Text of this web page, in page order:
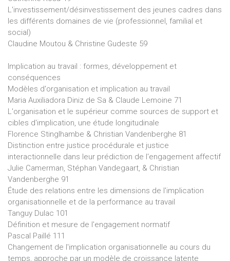
L'investissement/désinvestissement des jeunes cadres dans
les différents domaines de vie (professionnel, familial et
social)
Claudine Moutou & Christine Gudeste 59
Implication au travail : formes, développement et
conséquences
Modèles d'organisation et implication au travail
Maria Auxiliadora Diniz de Sa & Claude Lemoine 71
L'organisation et le supérieur comme sources de support et
cibles d'implication, une étude longitudinale
Florence Stinglhambe & Christian Vandenberghe 81
Distinction entre justice procédurale et justice
interactionnelle dans leur prédiction de l'engagement affectif
Julie Camerman, Stéphan Vandegaart, & Christian
Vandenberghe 91
Étude des relations entre les dimensions de l'implication
organisationnelle et de la performance au travail
Tanguy Dulac 101
Définition et mesure de l'engagement normatif
Pascal Paillé 111
Changement de l'implication organisationnelle au cours du
temps, approche par un modèle de croissance latente